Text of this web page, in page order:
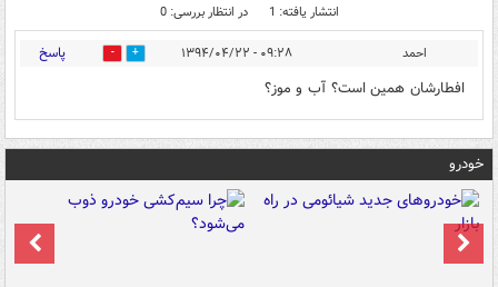
انتشار یافته: 1 در انتظار بررسی: 0
احمد ۰۹:۲۸ - ۱۳۹۴/۰۴/۲۲ 0 پاسخ
افطارشان همین است؟ آب و موز؟
خودرو